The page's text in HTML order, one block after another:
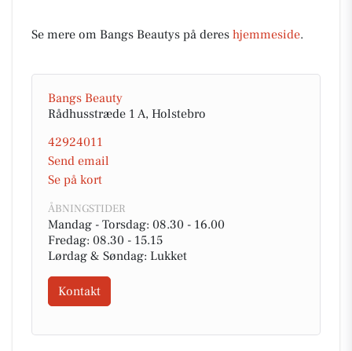
Se mere om Bangs Beautys på deres hjemmeside.
Bangs Beauty
Rådhusstræde 1 A, Holstebro
42924011
Send email
Se på kort
ÅBNINGSTIDER
Mandag - Torsdag: 08.30 - 16.00
Fredag: 08.30 - 15.15
Lørdag & Søndag: Lukket
Kontakt